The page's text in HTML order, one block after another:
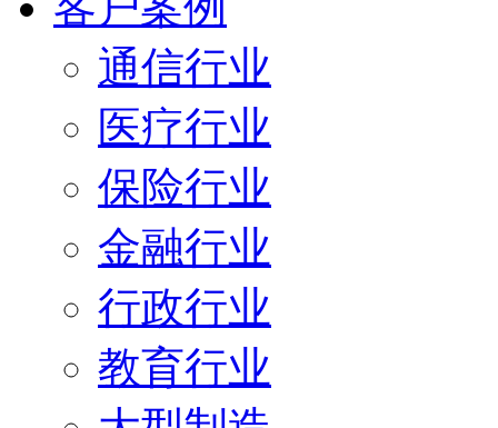
通信行业
医疗行业
保险行业
金融行业
行政行业
教育行业